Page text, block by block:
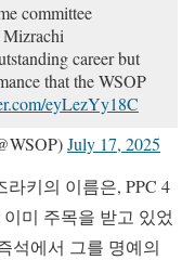
committee
career but
that the WSOP
eyLezYy18C
July 17, 2025
키의 이름은, PPC 4
미 주목을 받고 있었
석에서 그를 명예의